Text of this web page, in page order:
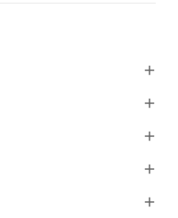




